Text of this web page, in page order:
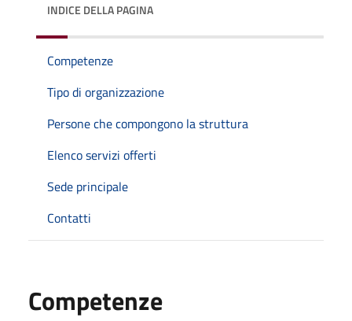
INDICE DELLA PAGINA
Competenze
Tipo di organizzazione
Persone che compongono la struttura
Elenco servizi offerti
Sede principale
Contatti
Competenze